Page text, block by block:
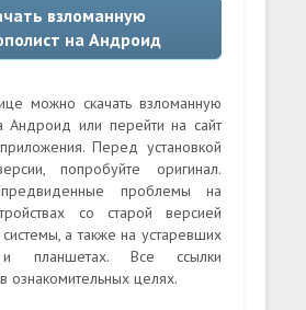
взломанную
на Андроид
можно скачать взломанную
Андроид или перейти на сайт
Перед установкой
попробуйте оригинал.
проблемы на
со старой версией
а также на устаревших
и планшетах. Все ссылки
ознакомительных целях.